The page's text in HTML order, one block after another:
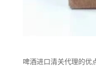
啤酒进口清关代理的优